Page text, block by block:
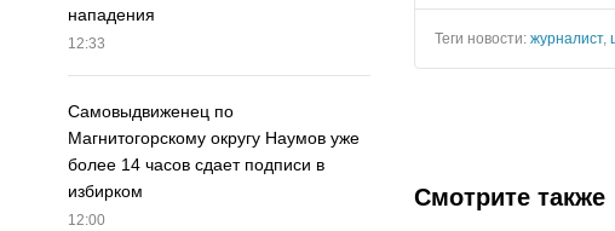
нападения
12:33
Самовыдвиженец по
Магнитогорскому округу Наумов уже
более 14 часов сдает подписи в
избирком
12:00
Теги новости: журналист,
Смотрите также